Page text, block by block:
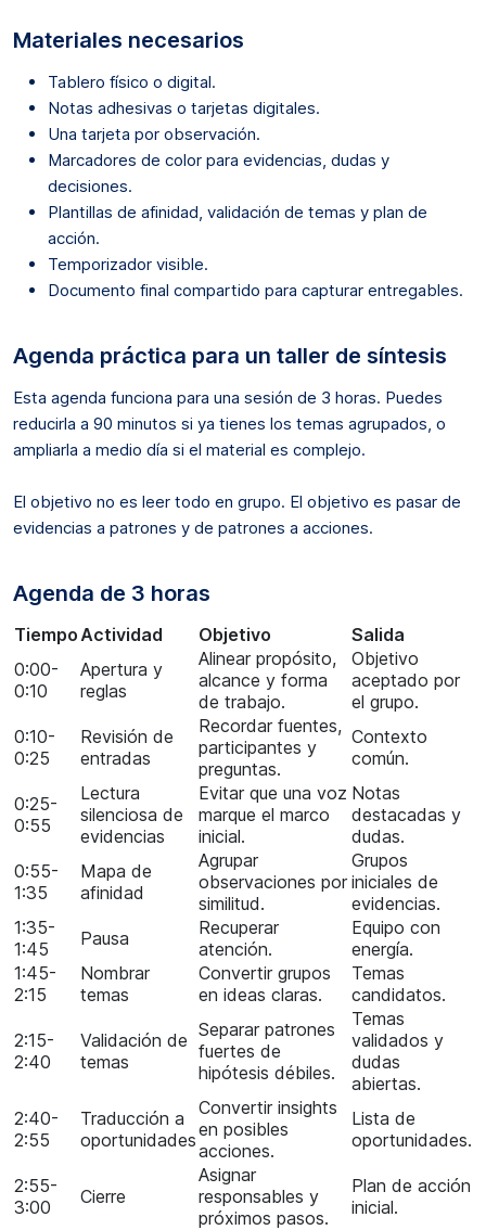
Materiales necesarios
Tablero físico o digital.
Notas adhesivas o tarjetas digitales.
Una tarjeta por observación.
Marcadores de color para evidencias, dudas y
decisiones.
Plantillas de afinidad, validación de temas y plan de
acción.
Temporizador visible.
Documento final compartido para capturar entregables.
Agenda práctica para un taller de síntesis
Esta agenda funciona para una sesión de 3 horas. Puedes
reducirla a 90 minutos si ya tienes los temas agrupados, o
ampliarla a medio día si el material es complejo.
El objetivo no es leer todo en grupo. El objetivo es pasar de
evidencias a patrones y de patrones a acciones.
Agenda de 3 horas
Tiempo Actividad Objetivo
Salida
0:00-
0:10
Apertura y
reglas
Alinear propósito,
alcance y forma
de trabajo.
Objetivo
aceptado por
el grupo.
0:10-
0:25
Revisión de
entradas
Recordar fuentes,
participantes y
preguntas.
Contexto
común.
0:25-
0:55
Lectura
silenciosa de
evidencias
Evitar que una voz
marque el marco
inicial.
Notas
destacadas y
dudas.
0:55-
1:35
Mapa de
afinidad
Agrupar
observaciones por
similitud.
Grupos
iniciales de
evidencias.
1:35-
1:45
Pausa
Recuperar
atención.
Equipo con
energía.
1:45-
2:15
Nombrar
temas
Convertir grupos
en ideas claras.
Temas
candidatos.
2:15-
2:40
Validación de
temas
Separar patrones
fuertes de
hipótesis débiles.
Temas
validados y
dudas
abiertas.
2:40-
2:55
Traducción a
oportunidades
Convertir insights
en posibles
acciones.
Lista de
oportunidades.
2:55-
3:00
Cierre
Asignar
responsables y
próximos pasos.
Plan de acción
inicial.